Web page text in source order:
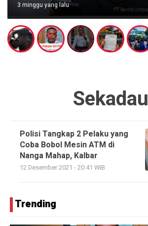
3 minggu yang lalu
Sekadau
Polisi Tangkap 2 Pelaku yang
Coba Bobol Mesin ATM di
Nanga Mahap, Kalbar
12 Desember 2021 - 20:41 WIB
Trending